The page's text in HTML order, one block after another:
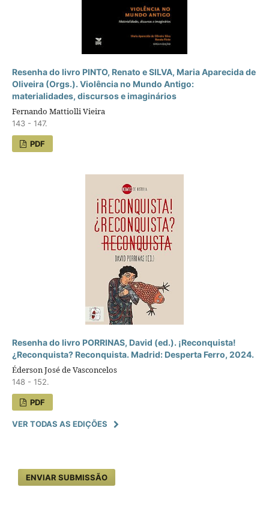
Resenha do livro PINTO, Renato e SILVA, Maria Aparecida de
Oliveira (Orgs.). Violência no Mundo Antigo:
materialidades, discursos e imaginários
Fernando Mattiolli Vieira
143 - 147.
PDF
Resenha do livro PORRINAS, David (ed.). ¡Reconquista!
¿Reconquista? Reconquista. Madrid: Desperta Ferro, 2024.
Éderson José de Vasconcelos
148 - 152.
PDF
VER TODAS AS EDIÇÕES
ENVIAR SUBMISSÃO